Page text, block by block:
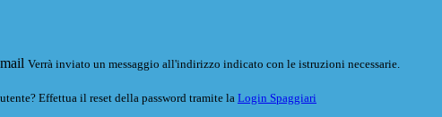
Verrà inviato un messaggio all'indirizzo indicato con le istruzioni necessarie.
Effettua il reset della password tramite la Login Spaggiari